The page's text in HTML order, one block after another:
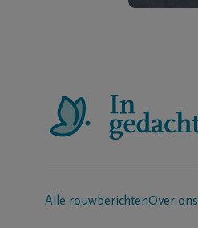
Alle rouwberichtenOver ons